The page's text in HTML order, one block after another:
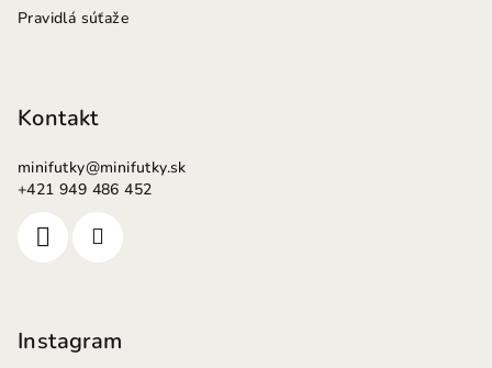
Pravidlá súťaže
Kontakt
minifutky@minifutky.sk
+421 949 486 452
Instagram